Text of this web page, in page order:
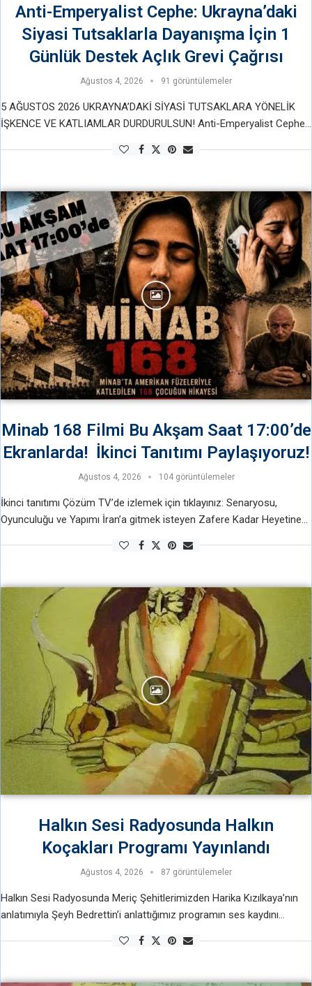
Anti-Emperyalist Cephe: Ukrayna’daki
Siyasi Tutsaklarla Dayanışma İçin 1
Günlük Destek Açlık Grevi Çağrısı
Ağustos 4, 2026 91 görüntülemeler
5 AĞUSTOS 2026 UKRAYNA’DAKİ SİYASİ TUTSAKLARA YÖNELİK
İŞKENCE VE KATLIAMLAR DURDURULSUN! Anti-Emperyalist Cephe
Kononoviç kardeşler tarafından kurulan Siyasi Tutsakların ve İnsan
Minab 168 Filmi Bu Akşam Saat 17:00’de
Ekranlarda! İkinci Tanıtımı Paylaşıyoruz!
Ağustos 4, 2026 104 görüntülemeler
İkinci tanıtımı Çözüm TV’de izlemek için tıklayınız: Senaryosu,
Oyunculuğu ve Yapımı İran’a gitmek isteyen Zafere Kadar Heyetine
Halkın Sesi Radyosunda Halkın
Koçakları Programı Yayınlandı
Ağustos 4, 2026 87 görüntülemeler
Halkın Sesi Radyosunda Meriç Şehitlerimizden Harika Kızılkaya’nın
anlatımıyla Şeyh Bedrettin’i anlattığımız programın ses kaydını
Anlatımının Kaydını Paylaşıyoruz